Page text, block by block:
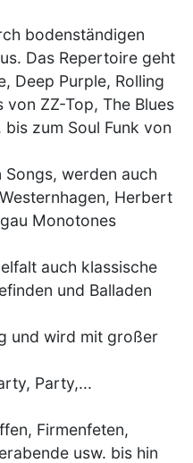
bodenständigen
Das Repertoire geht
Deep Purple, Rolling
von ZZ-Top, The Blues
zum Soul Funk von
werden auch
Herbert
Monotones
auch klassische
und Balladen
und wird mit großer
Party,...
Firmenfeten,
usw. bis hin